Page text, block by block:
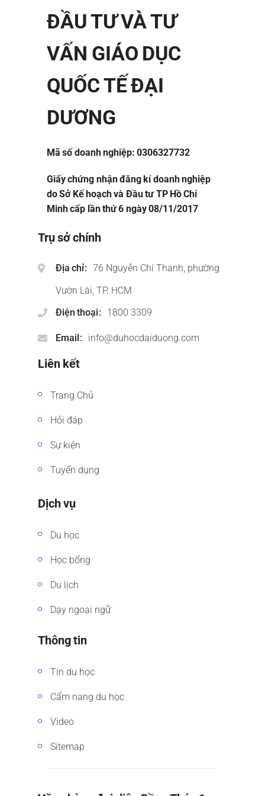
ĐẦU TƯ VÀ TƯ
VẤN GIÁO DỤC
QUỐC TẾ ĐẠI
DƯƠNG
Mã số doanh nghiệp: 0306327732
Giấy chứng nhận đăng kí doanh nghiệp
do Sở Kế hoạch và Đầu tư TP Hồ Chí
Minh cấp lần thứ 6 ngày 08/11/2017
Trụ sở chính
Địa chỉ
76 Nguyễn Chí Thanh, phường
Vườn Lài, TP. HCM
Điện thoại
1800 3309
Email info@duhocdaiduong.com
Liên kết
Trang Chủ
Hỏi đáp
Sự kiện
Tuyển dụng
Dịch vụ
Du học
Học bổng
Du lịch
Dạy ngoại ngữ
Thông tin
Tin du học
Cẩm nang du học
Video
Sitemap